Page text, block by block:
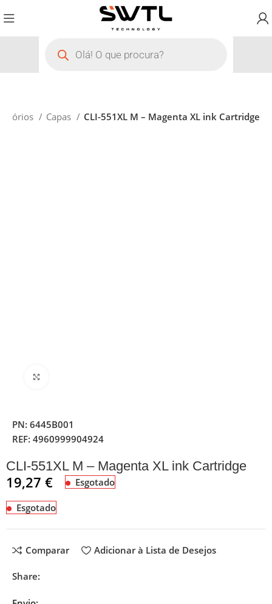
Capas CLI-551XL M – Magenta XL ink Cartridge
PN:6445B001
REF:4960999904924
CLI-551XL M – Magenta XL ink Cartridge
19,27€ Esgotado
Esgotado
Comparar Adicionar à Lista de Desejos
Share: